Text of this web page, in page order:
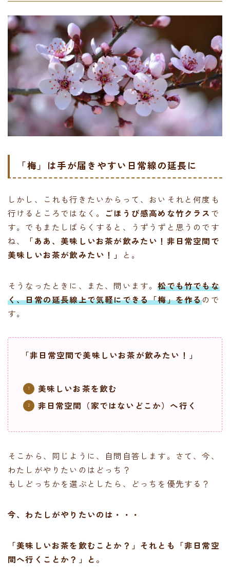
「梅」は手が届きやすい日常線の延長に
しかし、これも行きたいからって、おいそれと何度も
行けるところではなく。 ごほうび感高めな竹クラス で
す。でもまたしばらくすると、うずうずと思うのです
ね、
「ああ、美味しいお茶が飲みたい！非日常空間で
美味しいお茶が飲みたい！」
と。
そうなったときに、また、問います。松でも竹でもな
く、日常の延長線上で気軽にできる「梅」を作るので
す。
「非日常空間で美味しいお茶が飲みたい！」
美味しいお茶を飲む
非日常空間（家ではないどこか）へ行く
そこから、同じように、自問自答します。さて、今、
わたしがやりたいのはどっち？
もしどっちかを選ぶとしたら、どっちを優先する？
今、わたしがやりたいのは・・・
「美味しいお茶を飲むことか？」それとも「非日常空
間へ行くことか？」と。